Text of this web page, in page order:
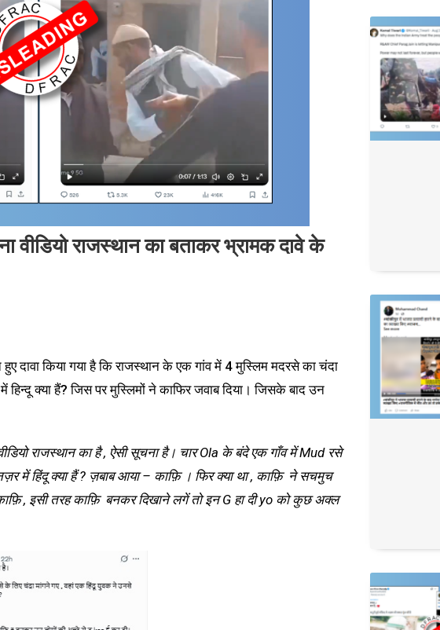
वीडियो राजस्थान का बताकर भ्रामक दावे के
दावा किया गया है कि राजस्थान के एक गांव में 4 मुस्लिम मदरसे का चंदा
क्या हैं? जिस पर मुस्लिमों ने काफिर जवाब दिया। जिसके बाद उन
राजस्थान का है , ऐसी सूचना है। चार Ola के बंदे एक गाँव में Mud रसे
में हिंदू क्या हैं ? ज़बाब आया – काफ़ि ₹। फिर क्या था , काफ़ि ₹ ने सचमुच
₹, इसी तरह काफ़ि ₹ बनकर दिखाने लगें तो इन G हा दी yo को कुछ अक्ल